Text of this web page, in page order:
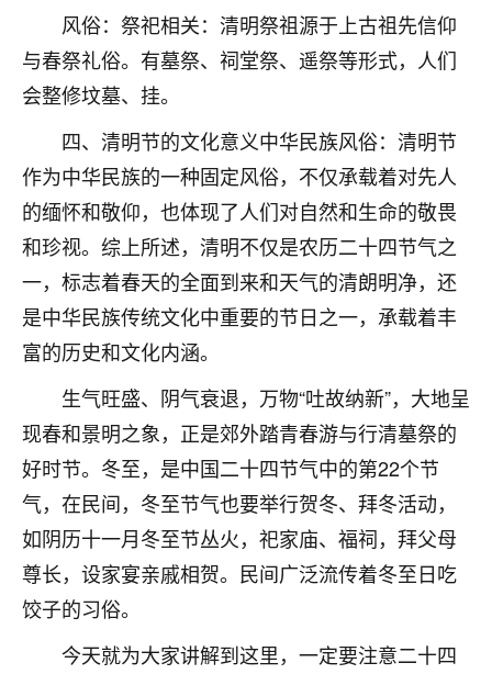
风俗：祭祀相关：清明祭祖源于上古祖先信仰
与春祭礼俗。有墓祭、祠堂祭、遥祭等形式，人们
会整修坟墓、挂。
四、清明节的文化意义中华民族风俗：清明节
作为中华民族的一种固定风俗，不仅承载着对先人
的缅怀和敬仰，也体现了人们对自然和生命的敬畏
和珍视。综上所述，清明不仅是农历二十四节气之
一，标志着春天的全面到来和天气的清朗明净，还
是中华民族传统文化中重要的节日之一，承载着丰
富的历史和文化内涵。
生气旺盛、阴气衰退，万物“吐故纳新”，大地呈
现春和景明之象，正是郊外踏青春游与行清墓祭的
好时节。冬至，是中国二十四节气中的第22个节
气，在民间，冬至节气也要举行贺冬、拜冬活动，
如阴历十一月冬至节丛火，祀家庙、福祠，拜父母
尊长，设家宴亲戚相贺。民间广泛流传着冬至日吃
饺子的习俗。
今天就为大家讲解到这里，一定要注意二十四
1天前 来自四川 9
金白水清
鹿森：慧来老师微信：gjsy0624
1天前 来自江西 12
青春168
我也想要，我也想要！
2天前 来自山西 15
Jessica李
老师做不做超度法事？我想给我奶奶做超度，她今年
刚去世了。
七零老顽童：我母亲前年离世，刚开始我经常
做梦梦见她，后来也是朋友介绍，找到慧来老
师，安排了超度法事，做梦再也没有梦到过
了，一开始是半信半疑的，图个心安，给亡母
超度，现在看来，人不信也不行。